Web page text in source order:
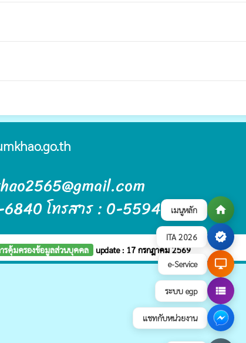
เมนูหลัก home
ITA 2026 verified
e-Service desktop_windows
ระบบ egp view_list
แชทกับหน่วยงาน
โทรสาร : 0-5594-6841
รคุ้มครองข้อมูลส่วนบุคคล update : 17 กรกฎาคม 2569